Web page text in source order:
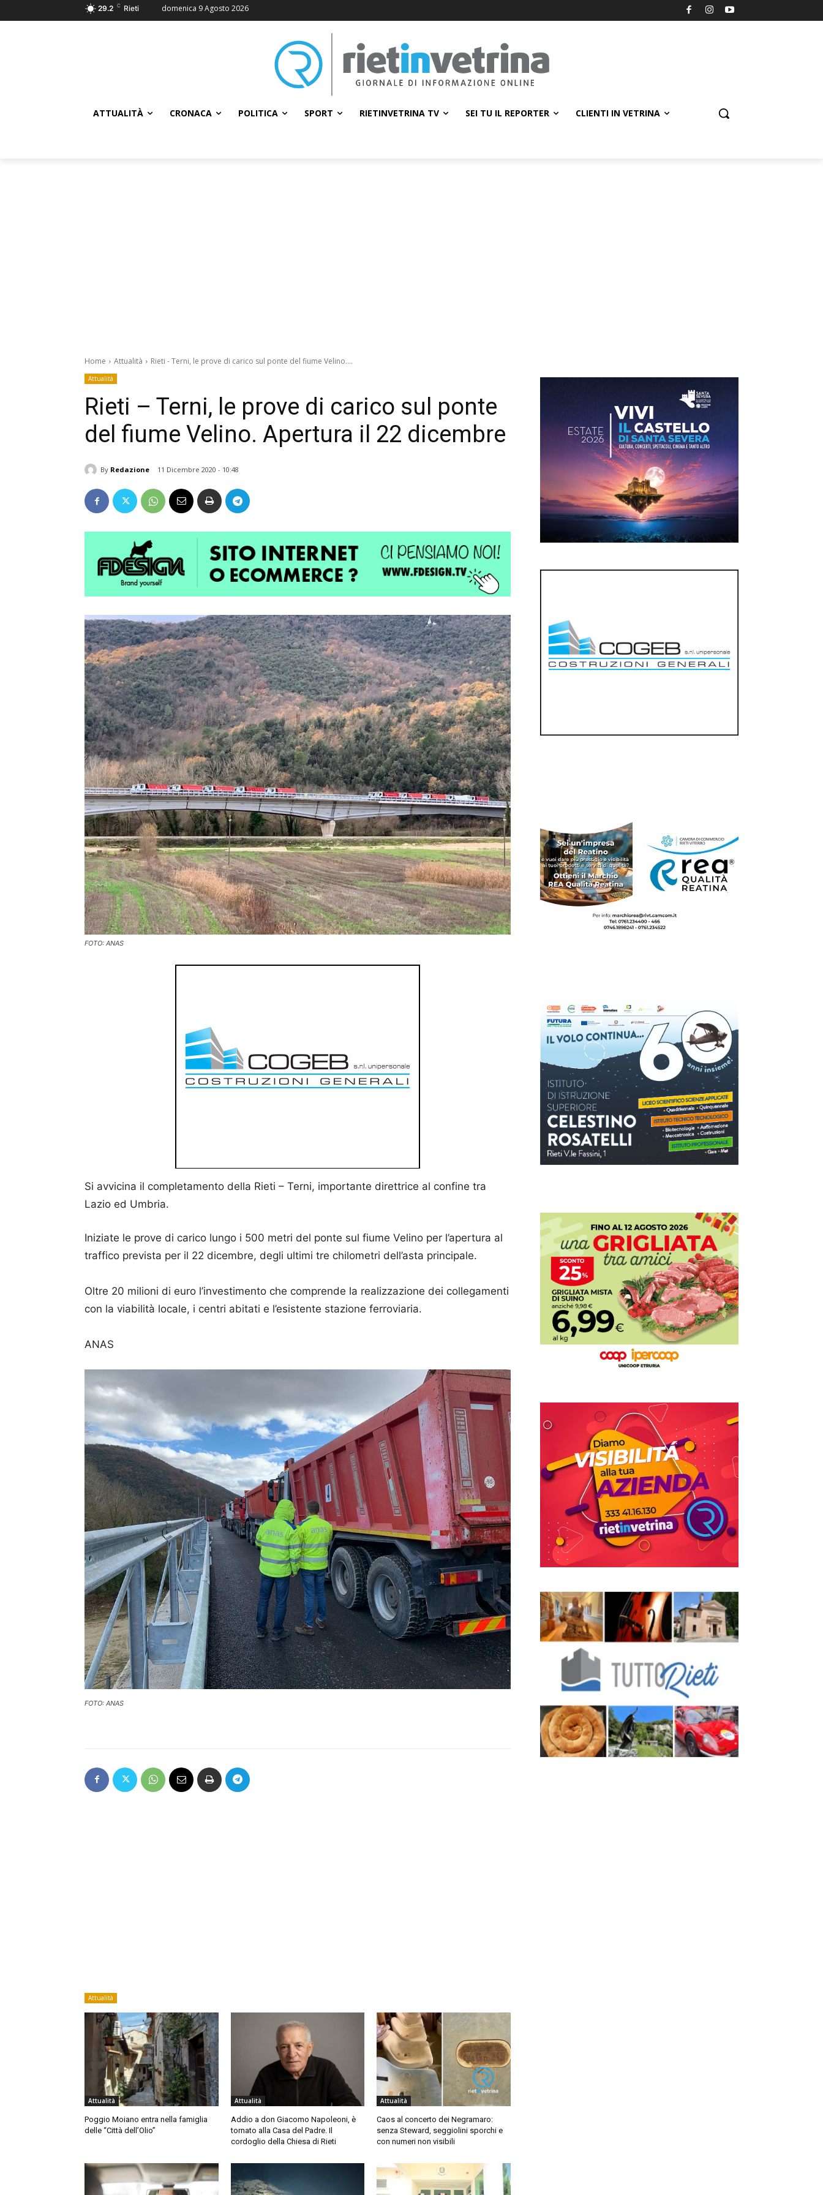
29.2 C Rieti domenica 9 Agosto 2026
ATTUALITÀ CRONACA POLITICA SPORT RIETINVETRINA TV SEI TU IL REPORTER CLIENTI IN VETRINA
Home Attualità Rieti - Terni, le prove di carico sul ponte del fiume Velino....
Attualità
Rieti – Terni, le prove di carico sul ponte
del fiume Velino. Apertura il 22 dicembre
By Redazione 11 Dicembre 2020 - 10:48
FOTO: ANAS
Si avvicina il completamento della Rieti – Terni, importante direttrice al confine tra
Lazio ed Umbria.
Iniziate le prove di carico lungo i 500 metri del ponte sul fiume Velino per l’apertura al
traffico prevista per il 22 dicembre, degli ultimi tre chilometri dell’asta principale.
Oltre 20 milioni di euro l’investimento che comprende la realizzazione dei collegamenti
con la viabilità locale, i centri abitati e l’esistente stazione ferroviaria.
ANAS
FOTO: ANAS
Attualità
Attualità
Poggio Moiano entra nella famiglia
delle “Città dell’Olio”
Attualità
Addio a don Giacomo Napoleoni, è
tornato alla Casa del Padre. Il
cordoglio della Chiesa di Rieti
Attualità
Caos al concerto dei Negramaro:
senza Steward, seggiolini sporchi e
con numeri non visibili